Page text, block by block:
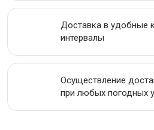
Доставка в удобные
интервалы
Осуществление
при любых погодных